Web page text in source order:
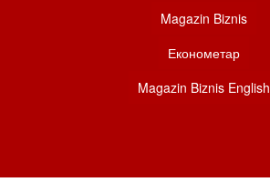
Magazin Biznis
Економетар
Magazin Biznis English